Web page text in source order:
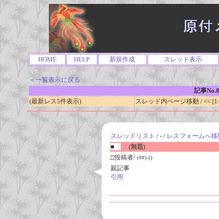
HOME HELP 新規作成 スレッド表示
＜一覧表示に戻る
記事
(最新レス5件表示)
スレッド内ページ移動 / <<
スレッドリスト / - / レスフォームへ移
■
(無題)
□投稿者/ (##)-()
親記事
引用